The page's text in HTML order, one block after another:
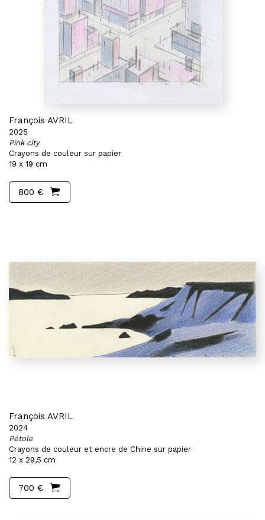
François AVRIL
2025
Pink city
Crayons de couleur sur papier
19 x 19 cm
800 €
François AVRIL
2024
Pétole
Crayons de couleur et encre de Chine sur papier
12 x 29,5 cm
700 €